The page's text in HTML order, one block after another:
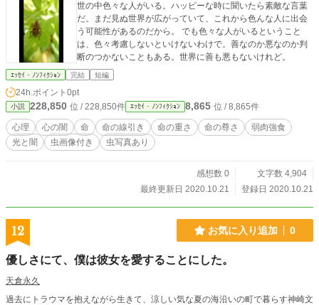
世の中色々な人がいる。ハッピーな時に聞いたら素敵な言葉
だ。まだ見ぬ世界が広がっていて、これから色んな人に出会
う可能性があるのだから。 でも色々な人がいるということ
は、色々考慮しないといけないわけで。善なのか悪なのか判
断のつかないこともある。世界に善も悪もないけれど。
ｴｯｾｲ・ﾉﾝﾌｨｸｼｮﾝ 完結 短編
24h.ポイント 0pt
小説 228,850 位 / 228,850件 ｴｯｾｲ・ﾉﾝﾌｨｸｼｮﾝ 8,865 位 / 8,865件
心理 心の闇 命 命の線引き 命の重さ 命の尊さ
弱肉強食
光と闇
虫画像付き 虫写真あり
感想数 0
文字数 4,904
最終更新日 2020.10.21
登録日 2020.10.21
12 お気に入り追加 0
優しさにて、僕は彼女を愛することにした。
天倉永久
過去にトラウマを抱えながら生きて、涼しい気な夏の海沿いの町で暮らす神崎文